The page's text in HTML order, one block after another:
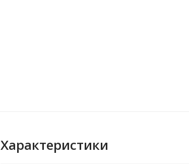
Характеристики